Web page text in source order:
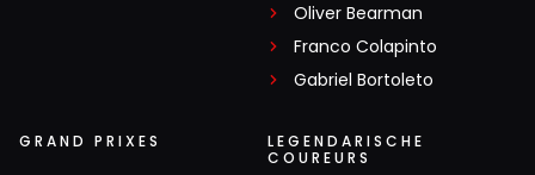
Oliver Bearman
Franco Colapinto
Gabriel Bortoleto
GRAND PRIXES
LEGENDARISCHE
COUREURS